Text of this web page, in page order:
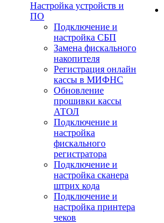
Настройка устройств и
ПО
Подключение и
настройка СБП
Замена фискального
накопителя
Регистрация онлайн
кассы в МИФНС
Обновление
прошивки кассы
АТОЛ
Подключение и
настройка
фискального
регистратора
Подключение и
настройка сканера
штрих кода
Подключение и
настройка принтера
чеков